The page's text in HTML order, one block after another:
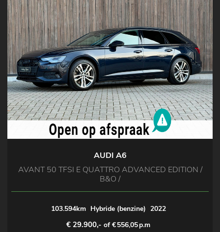
AUDI A6
AVANT 50 TFSI E QUATTRO ADVANCED EDITION /
B&O /
103.594km Hybride (benzine) 2022
€ 29.900,- of €556,05p.m